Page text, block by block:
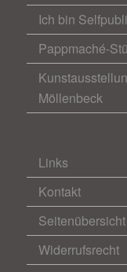
Ich bin
Pappmaché-
Möllenbeck
Links
Kontakt
Seitenübersicht
Widerrufsrecht